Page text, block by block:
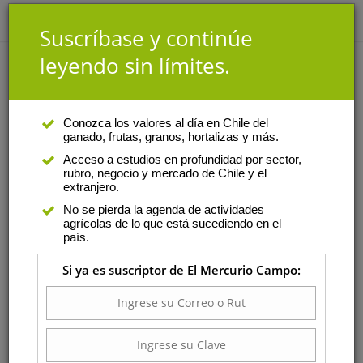
Germán Sims
Es abogado de la Pontificia
experto en derecho Económico-
desempeña como jefe del Área
Legal de Utilitas donde se
relaciona con temas como
contratación mercantil,
transportes, derecho internacional y arbitraje.
Suscríbase y continúe
leyendo sin límites.
Conozca los valores al día en Chile del
ganado, frutas, granos, hortalizas y más.
Acceso a estudios en profundidad por sector,
rubro, negocio y mercado de Chile y el
extranjero.
No se pierda la agenda de actividades
agrícolas de lo que está sucediendo en el
país.
Si ya es suscriptor de El Mercurio Campo: